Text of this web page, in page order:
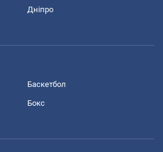
Дніпро
Баскетбол
Бокс